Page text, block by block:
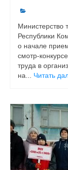
Министерство
Республики
о начале
смотр-
труда в
на... Читать